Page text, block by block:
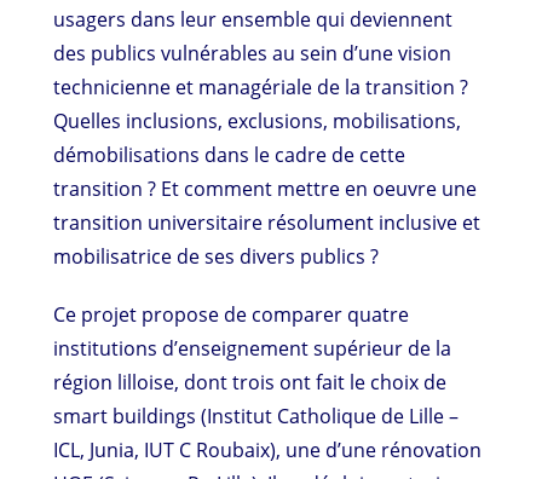
usagers dans leur ensemble qui deviennent
des publics vulnérables au sein d’une vision
technicienne et managériale de la transition ?
Quelles inclusions, exclusions, mobilisations,
démobilisations dans le cadre de cette
transition ? Et comment mettre en oeuvre une
transition universitaire résolument inclusive et
mobilisatrice de ses divers publics ?
Ce projet propose de comparer quatre
institutions d’enseignement supérieur de la
région lilloise, dont trois ont fait le choix de
smart buildings (Institut Catholique de Lille –
ICL, Junia, IUT C Roubaix), une d’une rénovation